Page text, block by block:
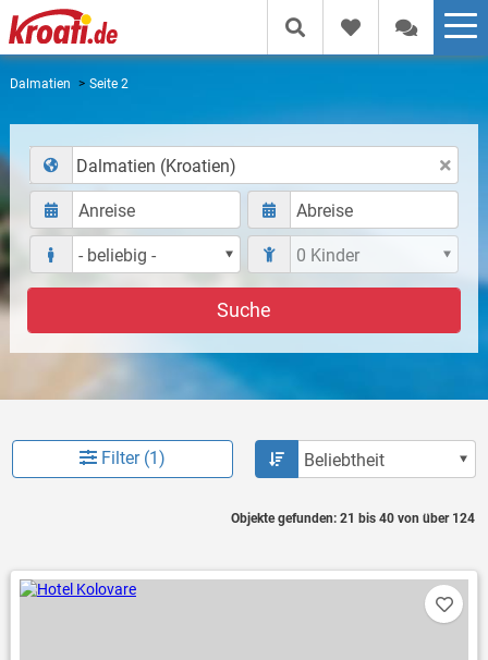
Dalmatien Seite 2
Dalmatien (Kroatien)
Suche
Filter (1)
Objekte gefunden: 21 bis 40 von über 124